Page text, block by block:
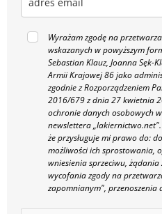
Wyrażam zgodę na
wskazanych w powyższym
Sebastian Klauz, Joanna Sęk-
Armii Krajowej 86 jako
zgodnie z Rozporządzeniem
2016/679 z dnia 27 kwietnia
ochronie danych osobowych
newslettera „lakiernictwo.net".
że przysługuje mi prawo do:
możliwości ich sprostowania,
wniesienia sprzeciwu,
wycofania zgody na
zapomnianym", przenoszenia